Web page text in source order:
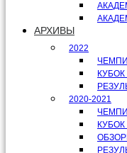
АРХИВЫ
2022
2020-2021